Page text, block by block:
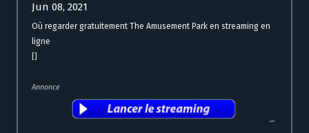
Jun 08, 2021
Où regarder gratuitement The Amusement Park en streaming en
ligne
Annonce